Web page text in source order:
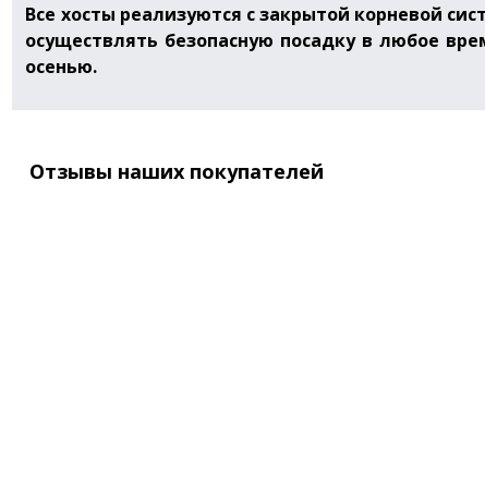
Все хосты реализуются с закрытой корневой
осуществлять безопасную посадку в любое
осенью.
Отзывы наших покупателей